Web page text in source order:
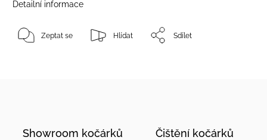
Detailní informace
Zeptat se Hlídat Sdílet
Showroom kočárků Čištění kočárků